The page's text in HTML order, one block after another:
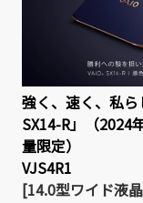
強く、速く、私
SX14-R」（2024
量限定）
VJS4R1
[14.0型ワイド液